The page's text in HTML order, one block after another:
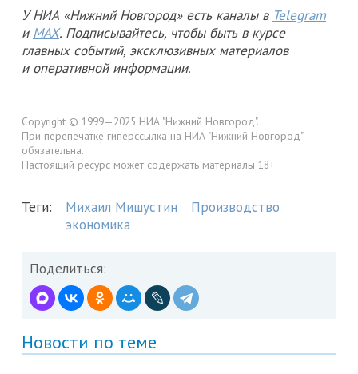
У НИА «Нижний Новгород» есть каналы в Telegram
и MAX. Подписывайтесь, чтобы быть в курсе
главных событий, эксклюзивных материалов
и оперативной информации.
Copyright © 1999—2025 НИА "Нижний Новгород".
При перепечатке гиперссылка на НИА "Нижний Новгород"
обязательна.
Настоящий ресурс может содержать материалы 18+
Теги: Михаил Мишустин
Производство
экономика
Поделиться:
Новости по теме